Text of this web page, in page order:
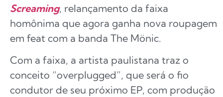
Screaming, relançamento da faixa
homônima que agora ganha nova roupagem
em feat com a banda The Mönic.
Com a faixa, a artista paulistana traz o
conceito “overplugged”, que será o fio
condutor de seu próximo EP, com produção